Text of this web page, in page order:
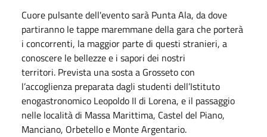
Cuore pulsante dell'evento sarà Punta Ala, da dove
partiranno le tappe maremmane della gara che porterà
i concorrenti, la maggior parte di questi stranieri, a
conoscere le bellezze e i sapori dei nostri
territori. Prevista una sosta a Grosseto con
l’accoglienza preparata dagli studenti dell’Istituto
enogastronomico Leopoldo II di Lorena, e il passaggio
nelle località di Massa Marittima, Castel del Piano,
Manciano, Orbetello e Monte Argentario.